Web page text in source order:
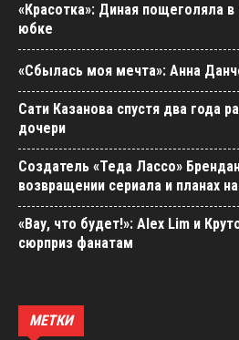
«Красотка»: Диная пощеголяла
юбке
«Сбылась моя мечта»: Анна
Сати Казанова спустя два года
дочери
Создатель «Теда Лассо»
возвращении сериала и планах
«Вау, что будет!»: Alex Lim и
сюрприз фанатам
МЕТКИ